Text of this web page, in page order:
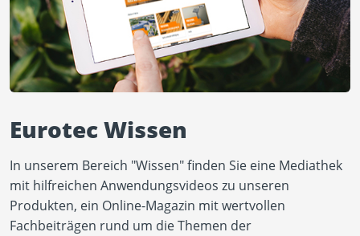
Eurotec Wissen
In unserem Bereich "Wissen" finden Sie eine Mediathek
mit hilfreichen Anwendungsvideos zu unseren
Produkten, ein Online-Magazin mit wertvollen
Fachbeiträgen rund um die Themen der